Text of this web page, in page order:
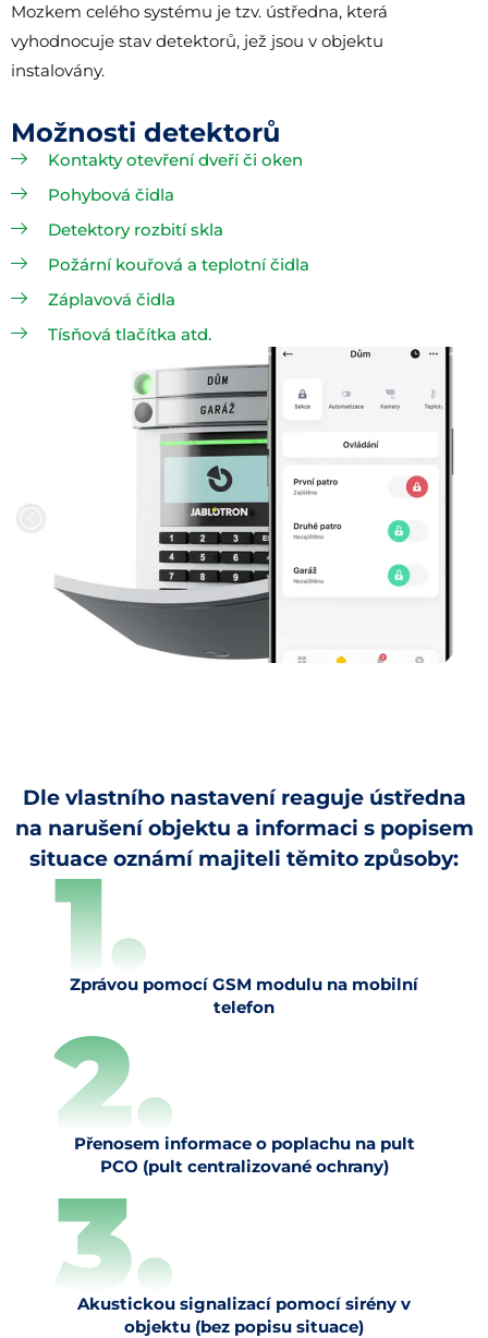
Mozkem celého systému je tzv. ústředna, která
vyhodnocuje stav detektorů, jež jsou v objektu
instalovány.
Možnosti detektorů
Kontakty otevření dveří či oken
Pohybová čidla
Detektory rozbití skla
Požární kouřová a teplotní čidla
Záplavová čidla
Tísňová tlačítka atd.
Dle vlastního nastavení reaguje ústředna
na narušení objektu a informaci s popisem
situace oznámí majiteli těmito způsoby:
1.
Zprávou pomocí GSM modulu na mobilní
telefon
2.
Přenosem informace o poplachu na pult
PCO (pult centralizované ochrany)
3.
Akustickou signalizací pomocí sirény v
objektu (bez popisu situace)